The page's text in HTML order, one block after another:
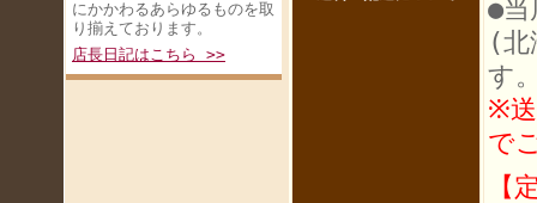
にかかわるあらゆるものを取
り揃えております。
店長日記はこちら >>
●当
(北
す
※
で
【